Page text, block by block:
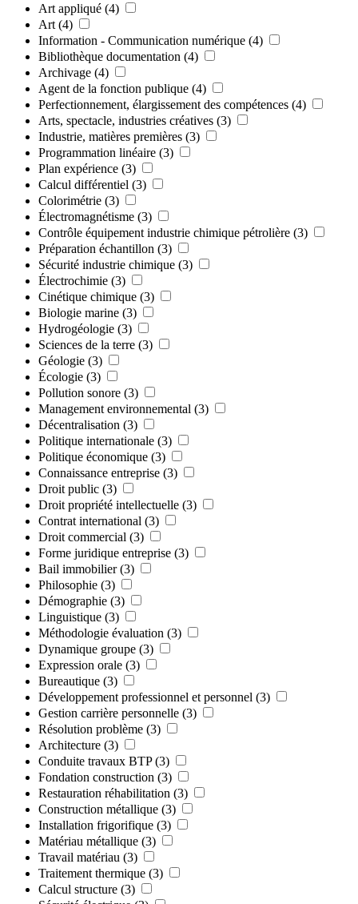
Art appliqué (4)
Art (4)
Information - Communication numérique (4)
Bibliothèque documentation (4)
Archivage (4)
Agent de la fonction publique (4)
Perfectionnement, élargissement des compétences (4)
Arts, spectacle, industries créatives (3)
Industrie, matières premières (3)
Programmation linéaire (3)
Plan expérience (3)
Calcul différentiel (3)
Colorimétrie (3)
Électromagnétisme (3)
Contrôle équipement industrie chimique pétrolière (3)
Préparation échantillon (3)
Sécurité industrie chimique (3)
Électrochimie (3)
Cinétique chimique (3)
Biologie marine (3)
Hydrogéologie (3)
Sciences de la terre (3)
Géologie (3)
Écologie (3)
Pollution sonore (3)
Management environnemental (3)
Décentralisation (3)
Politique internationale (3)
Politique économique (3)
Connaissance entreprise (3)
Droit public (3)
Droit propriété intellectuelle (3)
Contrat international (3)
Droit commercial (3)
Forme juridique entreprise (3)
Bail immobilier (3)
Philosophie (3)
Démographie (3)
Linguistique (3)
Méthodologie évaluation (3)
Dynamique groupe (3)
Expression orale (3)
Bureautique (3)
Développement professionnel et personnel (3)
Gestion carrière personnelle (3)
Résolution problème (3)
Architecture (3)
Conduite travaux BTP (3)
Fondation construction (3)
Restauration réhabilitation (3)
Construction métallique (3)
Installation frigorifique (3)
Matériau métallique (3)
Travail matériau (3)
Traitement thermique (3)
Calcul structure (3)